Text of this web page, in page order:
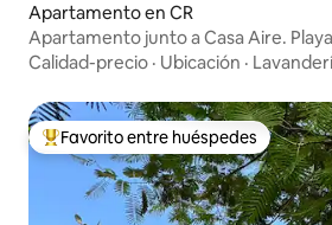
Apartamento en CR
Apartamento junto a Casa Aire.
Cama king
Calidad-precio · Ubicación ·
Favorito entre huéspedes preferido
Favorito entre huéspedes